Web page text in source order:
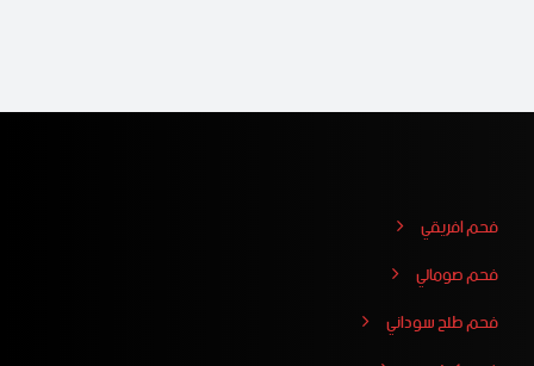
فحم افريقي
فحم صومالي
فحم طلح سوداني